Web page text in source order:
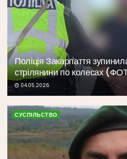
Поліція Закарпаття
стрілянини по колесах
04.05.2026
СУСПІЛЬСТВО